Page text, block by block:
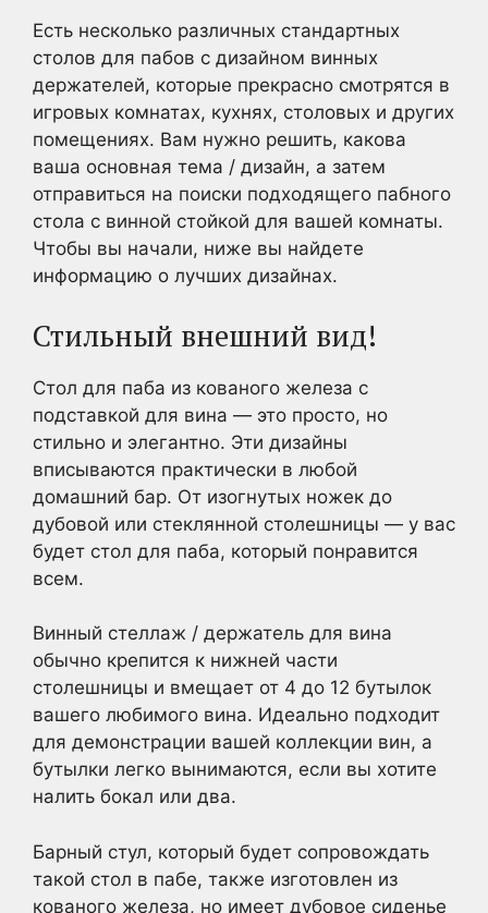
Есть несколько различных стандартных
столов для пабов с дизайном винных
держателей, которые прекрасно смотрятся в
игровых комнатах, кухнях, столовых и других
помещениях. Вам нужно решить, какова
ваша основная тема / дизайн, а затем
отправиться на поиски подходящего пабного
стола с винной стойкой для вашей комнаты.
Чтобы вы начали, ниже вы найдете
информацию о лучших дизайнах.
Стильный внешний вид!
Стол для паба из кованого железа с
подставкой для вина — это просто, но
стильно и элегантно. Эти дизайны
вписываются практически в любой
домашний бар. От изогнутых ножек до
дубовой или стеклянной столешницы — у вас
будет стол для паба, который понравится
всем.
Винный стеллаж / держатель для вина
обычно крепится к нижней части
столешницы и вмещает от 4 до 12 бутылок
вашего любимого вина. Идеально подходит
для демонстрации вашей коллекции вин, а
бутылки легко вынимаются, если вы хотите
налить бокал или два.
Барный стул, который будет сопровождать
такой стол в пабе, также изготовлен из
кованого железа, но имеет дубовое сиденье